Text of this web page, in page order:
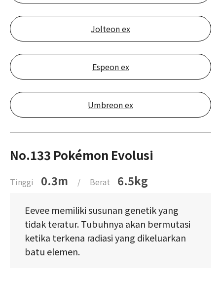
Jolteon ex
Espeon ex
Umbreon ex
No.133 Pokémon Evolusi
Tinggi 0.3m / Berat 6.5kg
Eevee memiliki susunan genetik yang
tidak teratur. Tubuhnya akan bermutasi
ketika terkena radiasi yang dikeluarkan
batu elemen.